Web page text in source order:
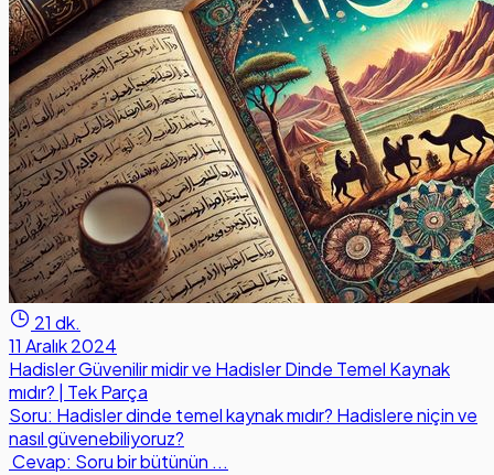
21 dk.
11 Aralık 2024
Hadisler Güvenilir midir ve Hadisler Dinde Temel Kaynak
mıdır? | Tek Parça
Soru: Hadisler dinde temel kaynak mıdır? Hadislere niçin ve
nasıl güvenebiliyoruz?
Cevap: Soru bir bütünün ...